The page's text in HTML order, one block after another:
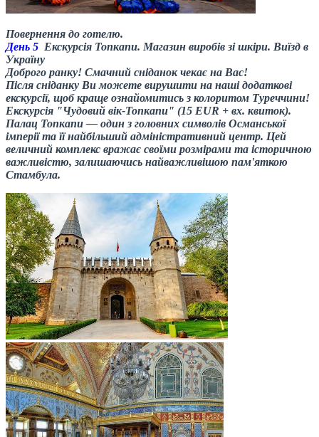
Повернення до готелю.
День 5 Екскурсія Топкапи. Магазин виробів зі шкіри. Виїзд в
Україну
Доброго ранку! Смачний сніданок чекає на Вас!
Після сніданку Ви можете вирушити на наші додаткові
екскурсії, щоб краще ознайомитись з колоритом Туреччини!
Екскурсія "Чудовий вік-Топкапи" (15 EUR + вх. квиток).
Палац Топкапи — один з головних символів Османської
імперії та її найбільший адміністративний центр. Цей
величний комплекс вражає своїми розмірами та історичною
важливістю, залишаючись найважливішою пам'яткою
Стамбула.